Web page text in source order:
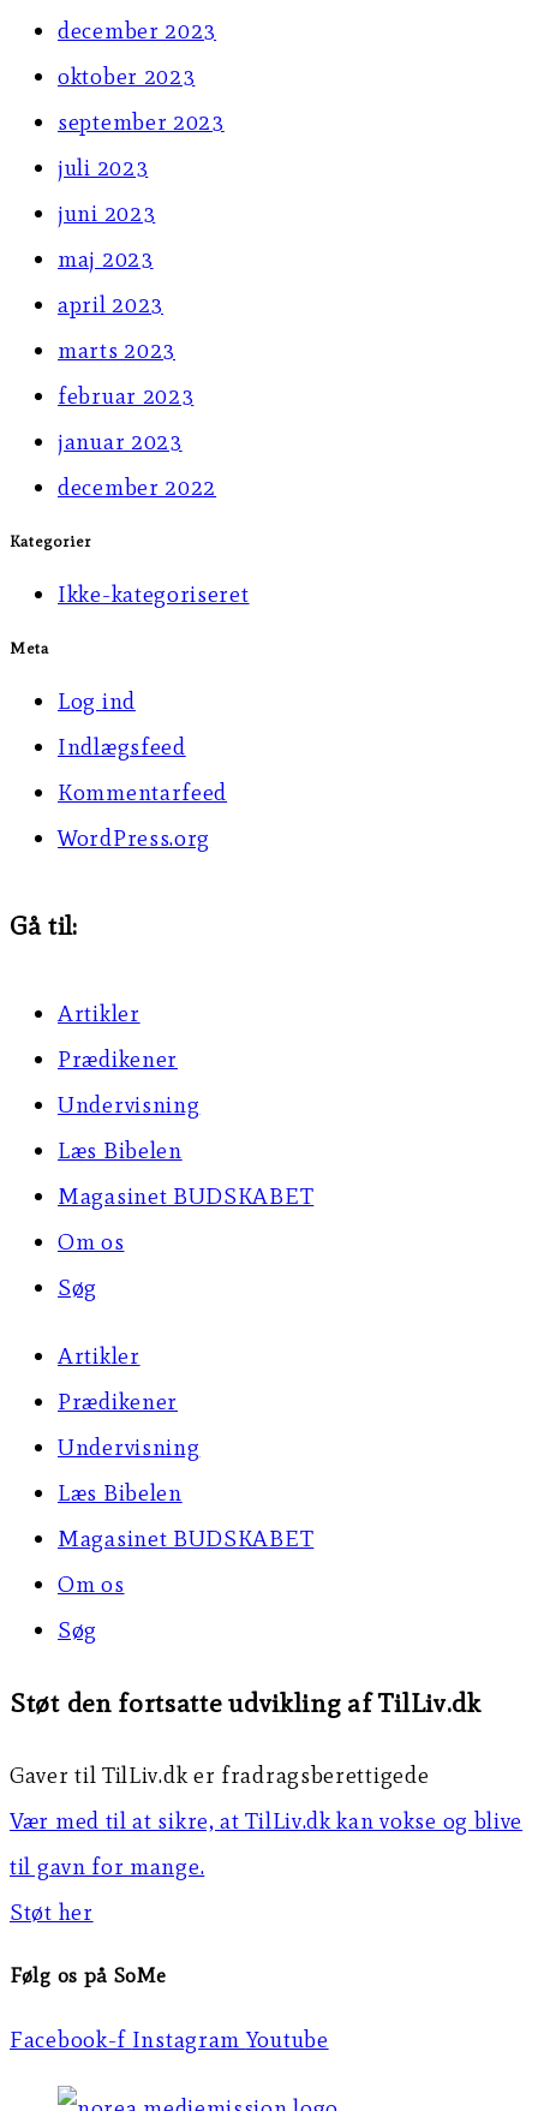
december 2023
oktober 2023
september 2023
juli 2023
juni 2023
maj 2023
april 2023
marts 2023
februar 2023
januar 2023
december 2022
Kategorier
Ikke-kategoriseret
Meta
Log ind
Indlægsfeed
Kommentarfeed
WordPress.org
Gå til:
Artikler
Prædikener
Undervisning
Læs Bibelen
Magasinet BUDSKABET
Om os
Søg
Artikler
Prædikener
Undervisning
Læs Bibelen
Magasinet BUDSKABET
Om os
Søg
Støt den fortsatte udvikling af TilLiv.dk
Gaver til TilLiv.dk er fradragsberettigede
Vær med til at sikre, at TilLiv.dk kan vokse og blive
til gavn for mange.
Støt her
Følg os på SoMe
Facebook-f Instagram Youtube